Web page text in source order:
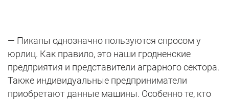
— Пикапы однозначно пользуются спросом у
юрлиц. Как правило, это наши гродненские
предприятия и представители аграрного сектора.
Также индивидуальные предприниматели
приобретают данные машины. Особенно те, кто